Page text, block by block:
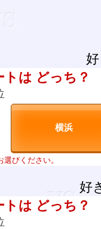
は どっち？
びください。
好
は どっち？